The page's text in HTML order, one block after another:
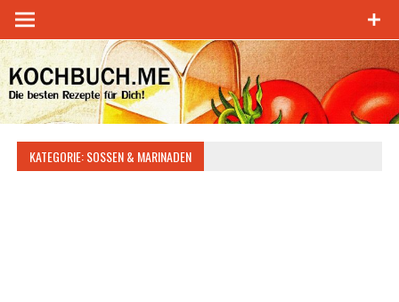
Zum
Inhalt
springen
KATEGORIE:SOSSEN & MARINADEN